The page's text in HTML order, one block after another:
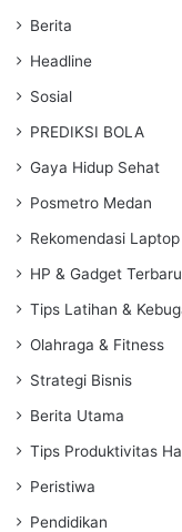
Berita
Headline
Sosial
PREDIKSI BOLA
Gaya Hidup Sehat
Posmetro Medan
Rekomendasi
HP & Gadget Terbaru
Tips Latihan &
Olahraga & Fitness
Strategi Bisnis
Berita Utama
Tips Produktivitas
Peristiwa
Pendidikan